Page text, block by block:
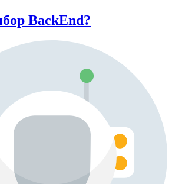
BackEnd?